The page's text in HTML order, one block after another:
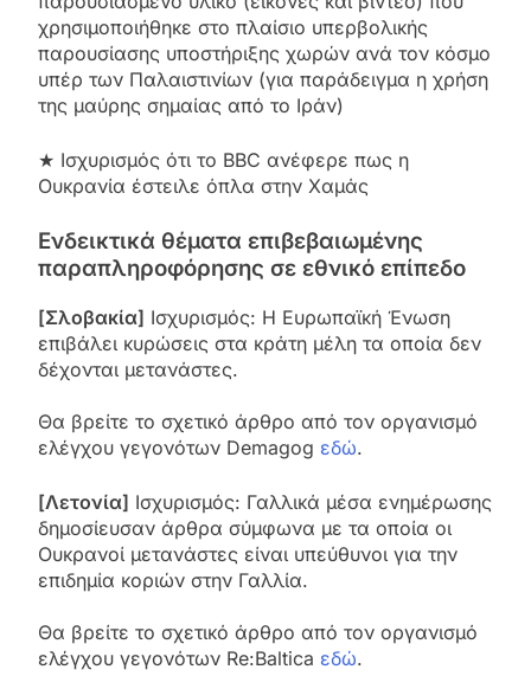
χρησιμοποιήθηκε στο πλαίσιο υπερβολικής
παρουσίασης υποστήριξης χωρών ανά τον κόσμο
υπέρ των Παλαιστινίων (για παράδειγμα η χρήση
της μαύρης σημαίας από το Ιράν)
★ Ισχυρισμός ότι το BBC ανέφερε πως η
Ουκρανία έστειλε όπλα στην Χαμάς
Ενδεικτικά θέματα επιβεβαιωμένης
παραπληροφόρησης σε εθνικό επίπεδο
[Σλοβακία] Ισχυρισμός: H Ευρωπαϊκή Ένωση
επιβάλει κυρώσεις στα κράτη μέλη τα οποία δεν
δέχονται μετανάστες.
Θα βρείτε το σχετικό άρθρο από τον οργανισμό
ελέγχου γεγονότων Demagog εδώ.
[Λετονία] Ισχυρισμός: Γαλλικά μέσα ενημέρωσης
δημοσίευσαν άρθρα σύμφωνα με τα οποία οι
Ουκρανοί μετανάστες είναι υπεύθυνοι για την
επιδημία κοριών στην Γαλλία.
Θα βρείτε το σχετικό άρθρο από τον οργανισμό
ελέγχου γεγονότων Re:Baltica εδώ.